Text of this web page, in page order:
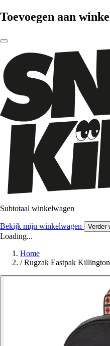
Toevoegen aan
Subtotaal winkelwagen
Bekijk mijn winkelwagen Verder
Loading...
Home
/ Rugzak Eastpak